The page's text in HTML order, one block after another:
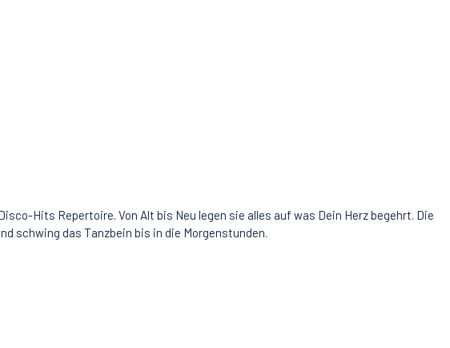
Hits Repertoire. Von Alt bis Neu legen sie alles auf was Dein Herz begehrt. Die
schwing das Tanzbein bis in die Morgenstunden.